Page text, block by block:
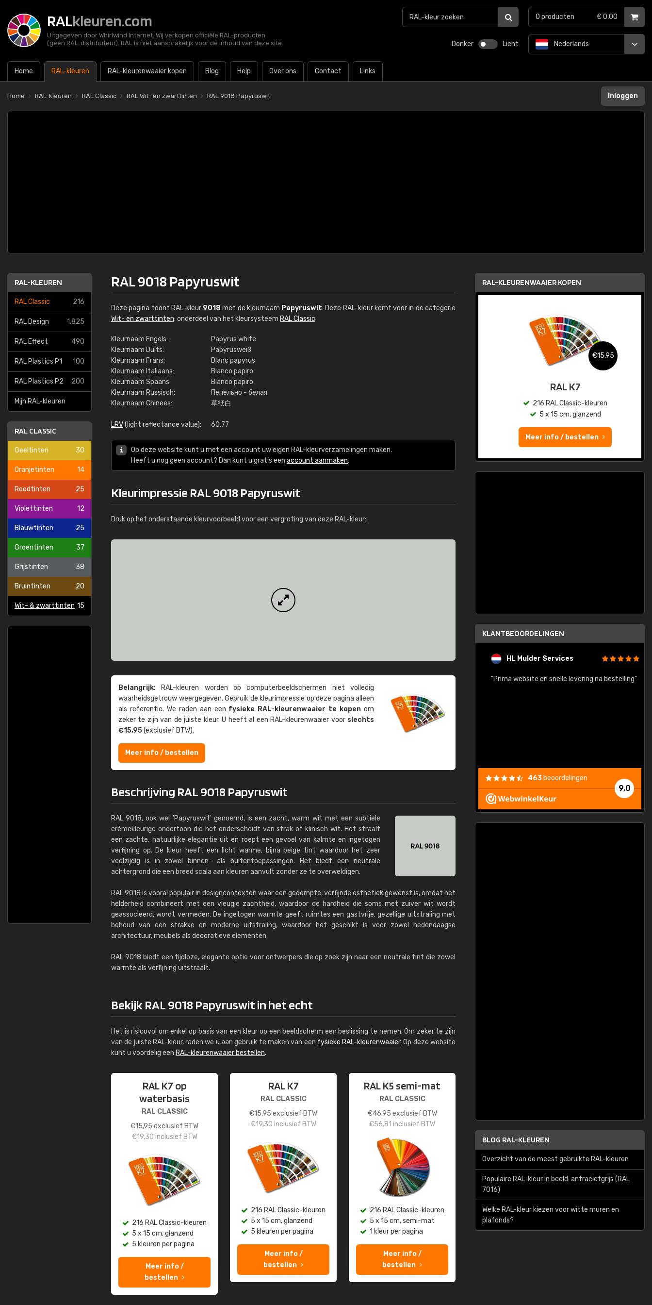
RALkleuren.com
Uitgegeven door Whirlwind Internet. Wij verkopen officiële RAL-producten
(geen RAL-distributeur). RAL is niet aansprakelijk voor de inhoud van deze site.
Donker Licht
Home RAL-kleuren RAL-kleurenwaaier kopen Blog Help Over ons Contact Links
Nederlands
0 producten € 0,00
Home RAL-kleuren RAL Classic RAL Wit- en zwarttinten RAL 9018 Papyruswit Inloggen
RAL-KLEUREN
RAL Classic 216
RAL Design 1.825
RAL Effect 490
RAL Plastics P1 100
RAL Plastics P2 200
Mijn RAL-kleuren
RAL CLASSIC
Geeltinten 30
Oranjetinten 14
Roodtinten 25
Violettinten 12
Blauwtinten 25
Groentinten 37
Grijstinten 38
Bruintinten 20
Wit- & zwarttinten 15
RAL 9018 Papyruswit
Deze pagina toont RAL-kleur 9018 met de kleurnaam Papyruswit. Deze RAL-kleur komt voor in de categorie
Wit- en zwarttinten, onderdeel van het kleursysteem RAL Classic.
Kleurnaam Engels:
Papyrus white
Kleurnaam Duits:
Papyrusweiß
Kleurnaam Frans:
Blanc papyrus
Kleurnaam Italiaans:
Bianco papiro
Kleurnaam Spaans:
Blanco papiro
Kleurnaam Russisch:
Пепельно - белая
Kleurnaam Chinees:
草纸白
LRV(light reflectance value): 60,77
Op deze website kunt u met een account uw eigen RAL-kleurverzamelingen maken.
Heeft u nog geen account? Dan kunt u gratis een account aanmaken.
Kleurimpressie RAL 9018 Papyruswit
Druk op het onderstaande kleurvoorbeeld voor een vergroting van deze RAL-kleur:
Belangrijk: RAL-kleuren worden op computer­beeld­schermen niet volledig
waarheids­­getrouw weer­gegeven. Gebruik de kleur­impressie op deze pagina alleen
als referentie. We raden aan een fysieke RAL-kleuren­waaier te kopen om
zeker te zijn van de juiste kleur. U heeft al een RAL-kleuren­waaier voor slechts
€15,95(exclusief BTW).
Meer info / bestellen
Beschrijving RAL 9018 Papyruswit
RAL 9018, ook wel 'Papyruswit' genoemd, is een zacht, warm wit met een subtiele
crèmekleurige ondertoon die het onderscheidt van strak of klinisch wit. Het straalt
een zachte, natuurlijke elegantie uit en roept een gevoel van kalmte en ingetogen
verfijning op. De kleur heeft een licht warme, bijna beige tint waardoor het zeer
veelzijdig is in zowel binnen- als buitentoepassingen. Het biedt een neutrale
achtergrond die een breed scala aan kleuren aanvult zonder ze te overweldigen.
RAL 9018 is vooral populair in designcontexten waar een gedempte, verfijnde esthetiek gewenst is, omdat het
helderheid combineert met een vleugje zachtheid, waardoor de hardheid die soms met zuiver wit wordt
geassocieerd, wordt vermeden. De ingetogen warmte geeft ruimtes een gastvrije, gezellige uitstraling met
behoud van een strakke en moderne uitstraling, waardoor het geschikt is voor zowel hedendaagse
architectuur, meubels als decoratieve elementen.
RAL 9018 biedt een tijdloze, elegante optie voor ontwerpers die op zoek zijn naar een neutrale tint die zowel
warmte als verfijning uitstraalt.
Bekijk RAL 9018 Papyruswit in het echt
Het is risicovol om enkel op basis van een kleur op een beeldscherm een beslissing te nemen. Om zeker te zijn
van de juiste RAL-kleur, raden we u aan gebruik te maken van een fysieke RAL-kleurenwaaier. Op deze website
kunt u voordelig een RAL-kleurenwaaier bestellen.
RAL K7 op
waterbasis
RAL CLASSIC
€15,95 exclusief BTW
€19,30 inclusief BTW
216 RAL Classic-kleuren
5 x 15 cm, glanzend
5 kleuren per pagina
Meer info /
bestellen
RAL K7
RAL CLASSIC
€15,95 exclusief BTW
€19,30 inclusief BTW
216 RAL Classic-kleuren
5 x 15 cm, glanzend
5 kleuren per pagina
Meer info /
bestellen
RAL K5 semi-mat
RAL CLASSIC
€46,95 exclusief BTW
€56,81 inclusief BTW
216 RAL Classic-kleuren
5 x 15 cm, semi-mat
1 kleur per pagina
Meer info /
bestellen
RAL-KLEURENWAAIER KOPEN
€15,95
RAL K7
216 RAL Classic-kleuren
5 x 15 cm, glanzend
Meer info / bestellen
KLANTBEOORDELINGEN
HL Mulder Services
"Prima website en snelle levering na bestelling"
9,0
463 beoordelingen
BLOG RAL-KLEUREN
Overzicht van de meest gebruikte RAL-kleuren
Populaire RAL-kleur in beeld: antracietgrijs (RAL
7016)
Welke RAL-kleur kiezen voor witte muren en
plafonds?